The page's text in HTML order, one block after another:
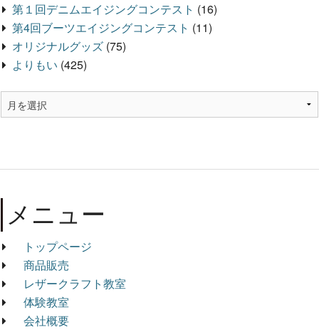
第１回デニムエイジングコンテスト (16)
第4回ブーツエイジングコンテスト (11)
オリジナルグッズ (75)
よりもい (425)
メニュー
トップページ
商品販売
レザークラフト教室
体験教室
会社概要